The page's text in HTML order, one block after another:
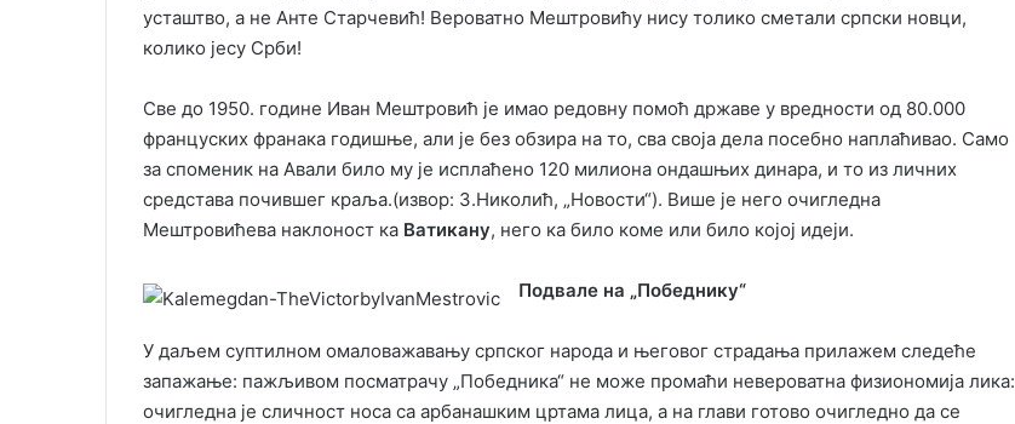
усташтво, а не Анте Старчевић! Вероватно Мештровићу нису толико сметали српски новци,
колико јесу Срби!
Све до 1950. године Иван Мештровић је имао редовну помоћ државе у вредности од 80.000
француских франака годишње, али је без обзира на то, сва своја дела посебно наплаћивао. Само
за споменик на Авали било му је исплаћено 120 милиона ондашњих динара, и то из личних
средстава почившег краља.(извор: З.Николић, „Новости“). Више је него очигледна
Мештровићева наклоност ка Ватикану, него ка било коме или било којој идеји.
Подвале на „Победнику“
У даљем суптилном омаловажавању српског народа и његовог страдања прилажем следеће
запажање: пажљивом посматрачу „Победника“ не може промаћи невероватна физиономија лика:
очигледна је сличност носа са арбанашким цртама лица, а на глави готово очигледно да се